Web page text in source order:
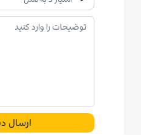
ارسال